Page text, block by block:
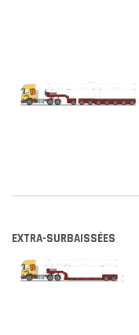
EXTRA-SURBAISSÉES